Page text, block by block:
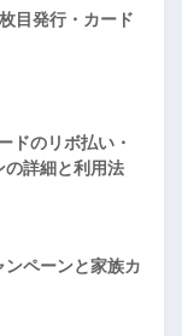
目発行・カード
ドのリボ払い・
の詳細と利用法
ンペーンと家族カ